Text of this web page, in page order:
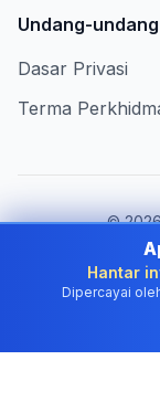
Undang-undang
Dasar Privasi
Terma
©
Tukar
Hantar
Dipercayai